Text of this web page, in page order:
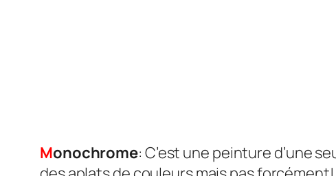
Monochrome: C’est une peinture d’une